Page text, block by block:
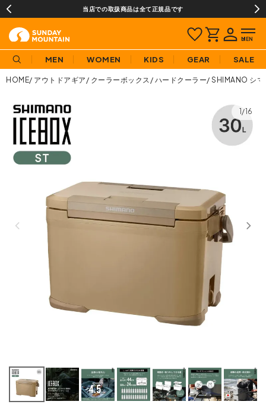
当店での取扱商品は全て正規品です
MEN WOMEN KIDS GEAR SALE
HOME アウトドアギア クーラーボックス ハードクーラー SHIMANO シ
1/16